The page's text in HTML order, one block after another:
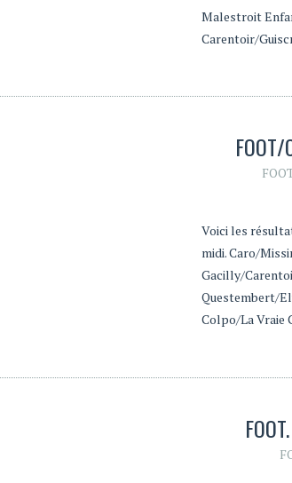
Malestroit
Carentoir/
FOOT/
Voici les
midi. Caro/
Gacilly/
Questembert/
Colpo/La Vraie